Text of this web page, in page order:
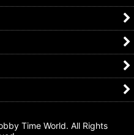
Time World. All Rights